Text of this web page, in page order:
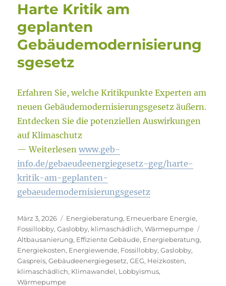
Harte Kritik am
geplanten
Gebäudemodernisierung
sgesetz
Erfahren Sie, welche Kritikpunkte Experten am
neuen Gebäudemodernisierungsgesetz äußern.
Entdecken Sie die potenziellen Auswirkungen
auf Klimaschutz
— Weiterlesenwww.geb-
info.de/gebaeudeenergiegesetz-geg/harte-
kritik-am-geplanten-
gebaeudemodernisierungsgesetz
Veröffentlicht
am
März 3, 2026 Kategorien
Energieberatung, Erneuerbare Energie,
Fossillobby,Gaslobby, klimaschädlich,Wärmepumpe
Altbausanierung, Effiziente Gebäude, Energieberatung,
Energiekosten, Energiewende, Fossillobby,Gaslobby,
Gaspreis,Gebäudeenergiegesetz,GEG, Heizkosten,
klimaschädlich, Klimawandel, Lobbyismus,
Wärmepumpe